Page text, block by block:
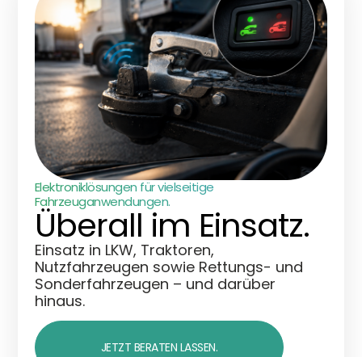
Elektroniklösungen für vielseitige
Fahrzeuganwendungen.
Überall im Einsatz.
Einsatz in LKW, Traktoren,
Nutzfahrzeugen sowie Rettungs- und
Sonderfahrzeugen – und darüber
hinaus.
JETZT BERATEN LASSEN.